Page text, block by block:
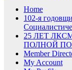
Home
102-я
25 ЛЕТ
ПОЛНОЙ
Member
My Account